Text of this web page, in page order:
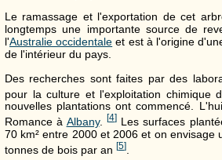
Le ramassage et l'exportation de cet
longtemps une importante source de
l'Australie occidentale et est à l'origine
de l'intérieur du pays.
Des recherches sont faites par des
pour la culture et l'exploitation chimique
nouvelles plantations ont commencé.
Romance à Albany. [4]Les surfaces
70 km² entre 2000 et 2006 et on envisage
tonnes de bois par an [5]